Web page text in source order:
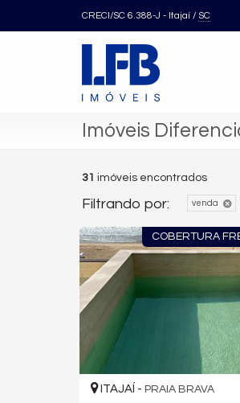
CRECI/SC 6.388-J - Itajaí / SC
Imóveis
31 imóveis encontrados
Filtrando por: venda
COBERTURA
ITAJAÍ - PRAIA BRAVA